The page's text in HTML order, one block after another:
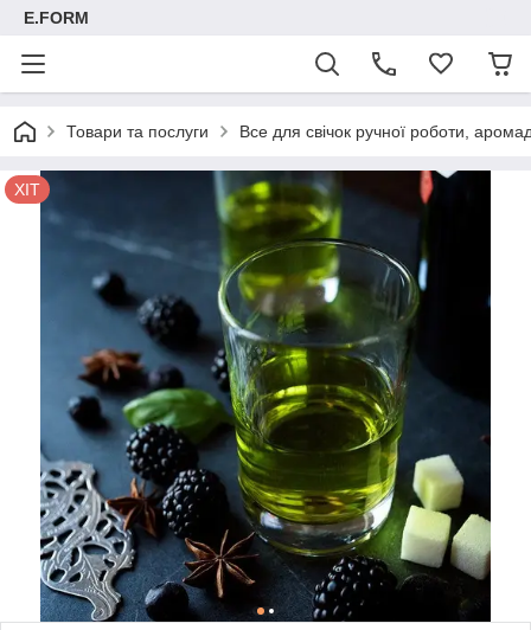
E.FORM
Товари та послуги Все для свічок ручної роботи,
ХІТ